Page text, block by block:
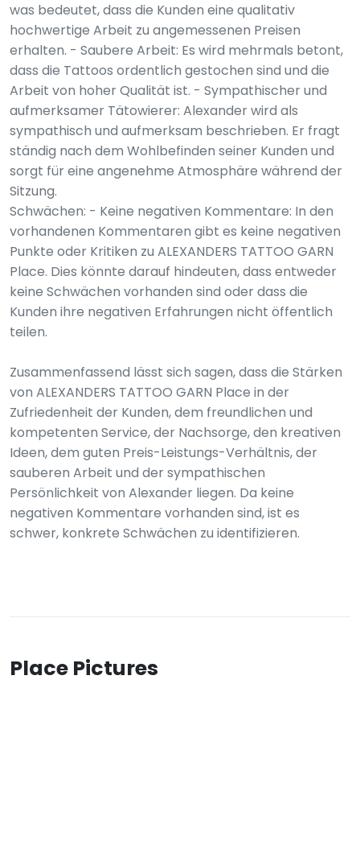
was bedeutet, dass die Kunden eine qualitativ
hochwertige Arbeit zu angemessenen Preisen
erhalten. - Saubere Arbeit: Es wird mehrmals betont,
dass die Tattoos ordentlich gestochen sind und die
Arbeit von hoher Qualität ist. - Sympathischer und
aufmerksamer Tätowierer: Alexander wird als
sympathisch und aufmerksam beschrieben. Er fragt
ständig nach dem Wohlbefinden seiner Kunden und
sorgt für eine angenehme Atmosphäre während der
Sitzung.
Schwächen: - Keine negativen Kommentare: In den
vorhandenen Kommentaren gibt es keine negativen
Punkte oder Kritiken zu ALEXANDERS TATTOO GARN
Place. Dies könnte darauf hindeuten, dass entweder
keine Schwächen vorhanden sind oder dass die
Kunden ihre negativen Erfahrungen nicht öffentlich
teilen.
Zusammenfassend lässt sich sagen, dass die Stärken
von ALEXANDERS TATTOO GARN Place in der
Zufriedenheit der Kunden, dem freundlichen und
kompetenten Service, der Nachsorge, den kreativen
Ideen, dem guten Preis-Leistungs-Verhältnis, der
sauberen Arbeit und der sympathischen
Persönlichkeit von Alexander liegen. Da keine
negativen Kommentare vorhanden sind, ist es
schwer, konkrete Schwächen zu identifizieren.
Place Pictures